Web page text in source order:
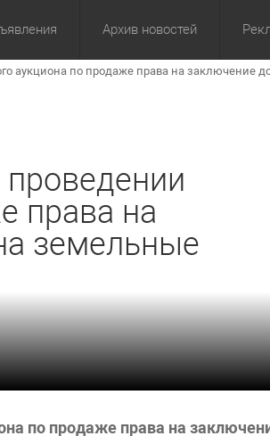
Политика Спорт ЖКХ
Архив новостей
За сутки За 3 дня
аукциона по продаже права на заключение
права на
земельные
по продаже права на